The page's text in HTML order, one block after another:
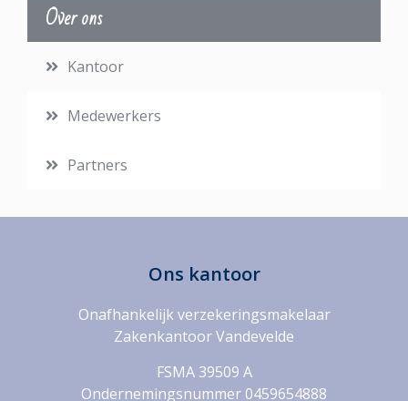
Over ons
Kantoor
Medewerkers
Partners
Ons kantoor
Onafhankelijk verzekeringsmakelaar
Zakenkantoor Vandevelde
FSMA 39509 A
Ondernemingsnummer 0459654888